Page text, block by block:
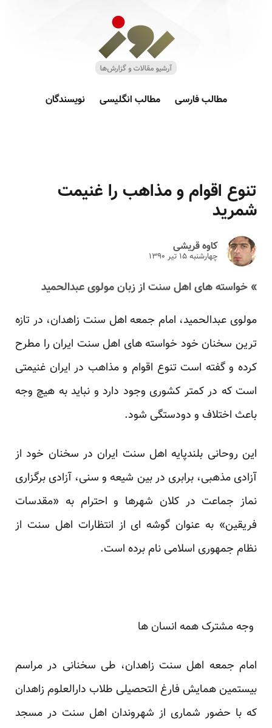
مطالب فارسی مطالب انگلیسی نویسندگان
تنوع اقوام و مذاهب را غنیمت
شمرید
کاوه قریشی
چهارشنبه ۱۵ تير ۱۳۹۰
» خواسته های اهل سنت از زبان مولوی عبدالحمید
مولوی عبدالحمید، امام جمعه اهل سنت زاهدان، در تازه
ترین سخنان خود خواسته های اهل سنت ایران را مطرح
کرده و گفته است تنوع اقوام و مذاهب در ایران غنیمتی
است که در کمتر کشوری وجود دارد و نباید به هیچ وجه
باعث اختلاف و دودستگی شود.
این روحانی بلندپایه اهل سنت ایران در سخنان خود از
آزادی مذهبی، برابری در بین شیعه و سنی، آزادی برگزاری
نماز جماعت در کلان شهرها و احترام به «مقدسات
فریقین» به عنوان گوشه ای از انتظارات اهل سنت از
نظام جمهوری اسلامی نام برده است.
وجه مشترک همه انسان ها
امام جمعه اهل سنت زاهدان، طی سخنانی در مراسم
بیستمین همایش فارغ التحصیلی طلاب دارالعلوم زاهدان
که با حضور شماری از شهروندان اهل سنت در مسجد